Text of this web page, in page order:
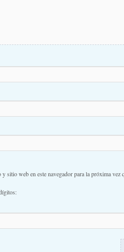
sitio web en este navegador para la próxima vez